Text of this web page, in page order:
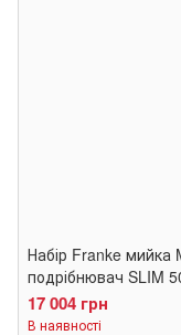
Набір Franke мийка
подрібнювач SLIM
17 004 грн
В наявності